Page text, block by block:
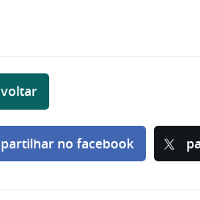
voltar
partilhar no facebook